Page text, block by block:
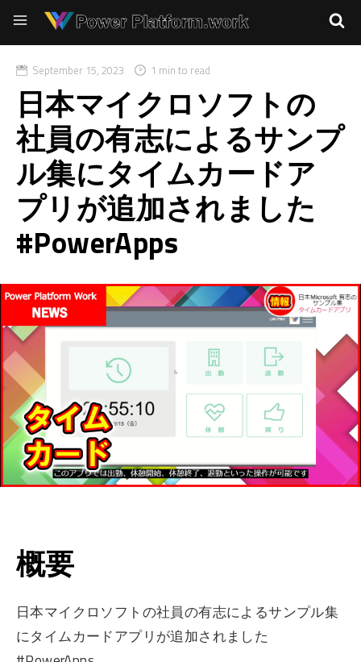
September 15, 2023 1 min to read
日本マイクロソフトの
社員の有志によるサンプ
ル集にタイムカードア
プリが追加されました
#PowerApps
概要
日本マイクロソフトの社員の有志によるサンプル集
にタイムカードアプリが追加されました